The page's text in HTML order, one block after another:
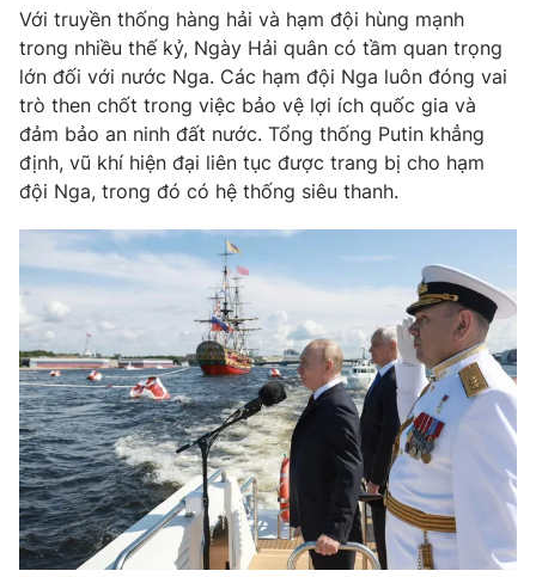
Nhân vật
Khán giả
Giải sao mai
Âm nhạc
Sao
Đời sống
Du lịch
Làm đẹp
Chất lượng cuộc sống
Giáo dục
Tuyển sinh
Học trực tuyến
Công nghệ
Hitech Công nghệ tương lai
Sản phẩm
Thị trường
Tư vấn
Lịch phát sóng
Chuyên mục khác
Emagazine Podcast
Photo Infographic
Video Shorts video
Với truyền thống hàng hải và hạm đội hùng mạnh
trong nhiều thế kỷ, Ngày Hải quân có tầm quan trọng
lớn đối với nước Nga. Các hạm đội Nga luôn đóng vai
trò then chốt trong việc bảo vệ lợi ích quốc gia và
đảm bảo an ninh đất nước. Tổng thống Putin khẳng
định, vũ khí hiện đại liên tục được trang bị cho hạm
đội Nga, trong đó có hệ thống siêu thanh.